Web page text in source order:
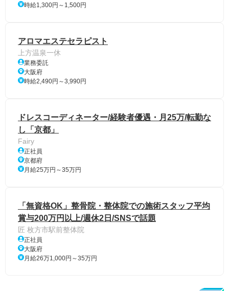
時給1,300円～1,500円
アロマエステセラピスト
上方温泉一休
業務委託
大阪府
時給2,490円～3,990円
ドレスコーディネーター/経験者優遇・月25万/転勤な
し「京都」
Fairy
正社員
京都府
月給25万円～35万円
「無資格OK」整骨院・整体院での施術スタッフ平均
賞与200万円以上/週休2日/SNSで話題
匠 枚方市駅前整体院
正社員
大阪府
月給26万1,000円～35万円